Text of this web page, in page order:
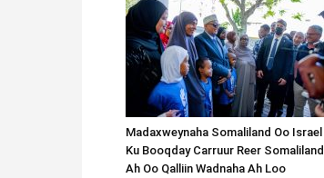
Madaxweynaha Somaliland Oo Israel
Ku Booqday Carruur Reer Somaliland
Ah Oo Qalliin Wadnaha Ah Loo